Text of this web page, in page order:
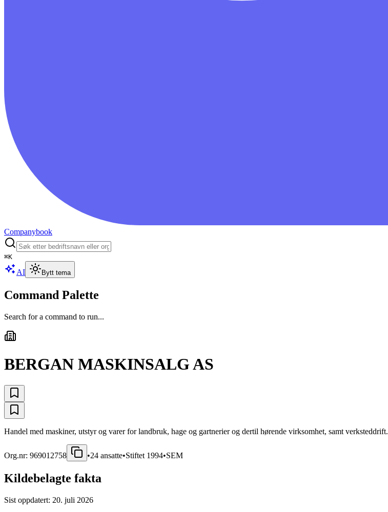
Companybook
⌘K
AI Bytt tema
Command Palette
Search for a command to run...
BERGAN MASKINSALG AS
Handel med maskiner, utstyr og varer for landbruk, hage og gartnerier og dertil hørende virksomhet, samt verksteddrift.
Org.nr: 969012758 •24 ansatte•Stiftet 1994•SEM
Kildebelagte fakta
Sist oppdatert: 20. juli 2026